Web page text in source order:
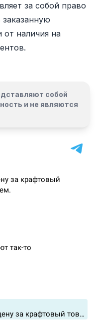
за собой право
наличия на
собой
и не являются